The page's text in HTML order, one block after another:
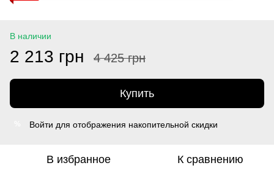
В наличии
2 213 грн 4 425 грн
Купить
Войти для отображения накопительной скидки
В избранное К сравнению